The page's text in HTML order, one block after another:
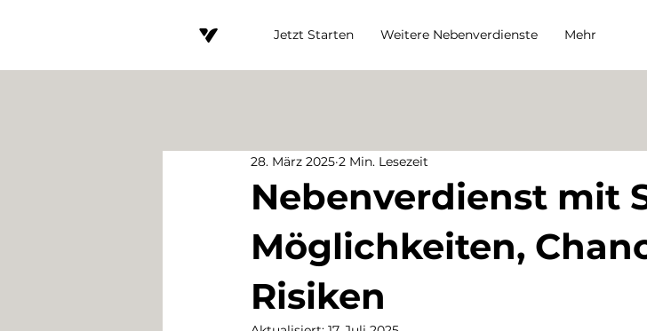
Jetzt Starten Weitere Nebenverdienste Mehr
Nebenverdienst mit
Möglichkeiten,
Risiken
28. März 2025 2 Min. Lesezeit